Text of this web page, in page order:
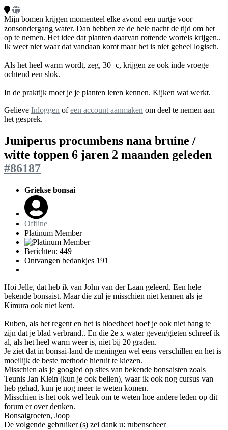
Mijn bomen krijgen momenteel elke avond een uurtje voor
zonsondergang water. Dan hebben ze de hele nacht de tijd om het
op te nemen. Het idee dat planten daarvan rottende wortels krijgen..
Ik weet niet waar dat vandaan komt maar het is niet geheel logisch.
Als het heel warm wordt, zeg, 30+c, krijgen ze ook inde vroege
ochtend een slok.
In de praktijk moet je je planten leren kennen. Kijken wat werkt.
Gelieve Inloggen ofeen account aanmaken om deel te nemen aan
het gesprek.
Juniperus procumbens nana bruine /
witte toppen 6 jaren 2 maanden geleden
#86187
Griekse bonsai
Offline
Platinum Member
Berichten: 449
Ontvangen bedankjes 191
Hoi Jelle, dat heb ik van John van der Laan geleerd. Een hele
bekende bonsaist. Maar die zul je misschien niet kennen als je
Kimura ook niet kent.
Ruben, als het regent en het is bloedheet hoef je ook niet bang te
zijn dat je blad verbrand.. En die 2e x water geven/gieten schreef ik
al, als het heel warm weer is, niet bij 20 graden.
Je ziet dat in bonsai-land de meningen wel eens verschillen en het is
moeilijk de beste methode hieruit te kiezen.
Misschien als je googled op sites van bekende bonsaisten zoals
Teunis Jan Klein (kun je ook bellen), waar ik ook nog cursus van
heb gehad, kun je nog meer te weten komen.
Misschien is het ook wel leuk om te weten hoe andere leden op dit
forum er over denken.
Bonsaigroeten, Joop
De volgende gebruiker (s) zei dank u: rubenscheer